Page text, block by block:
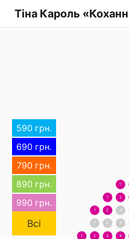
Тіна Кароль
1
1
1
1 2 3 4
2 3
2 3
2
590 грн.
690 грн.
790 грн.
890 грн.
990 грн.
Всі